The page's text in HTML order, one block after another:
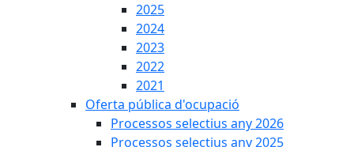
2025
2024
2023
2022
2021
Oferta pública d'ocupació
Processos selectius any 2026
Processos selectius any 2025